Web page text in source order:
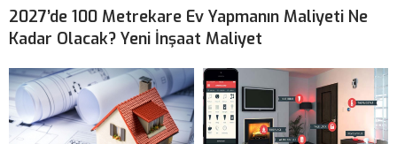
2027’de 100 Metrekare Ev Yapmanın Maliyeti Ne
Kadar Olacak? Yeni İnşaat Maliyet